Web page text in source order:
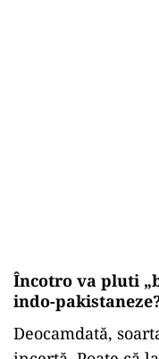
Încotro va pluti
indo-
Deocamdată,